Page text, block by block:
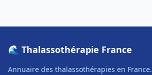
🌊 Thalassothérapie France
Annuaire des thalassothérapies en France.